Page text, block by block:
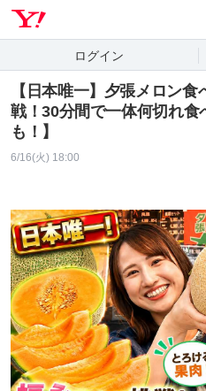
ログイン
【日本唯一】夕張メロン
戦！30分間で一体何切れ食
も！】
6/16(火) 18:00